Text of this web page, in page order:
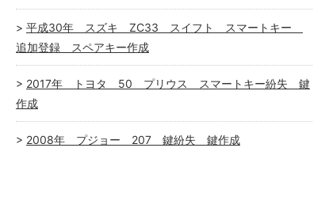
平成30年 スズキ ZC33 スイフト スマートキー
追加登録 スペアキー作成
2017年 トヨタ 50 プリウス スマートキー紛失 鍵
作成
2008年 プジョー 207 鍵紛失 鍵作成